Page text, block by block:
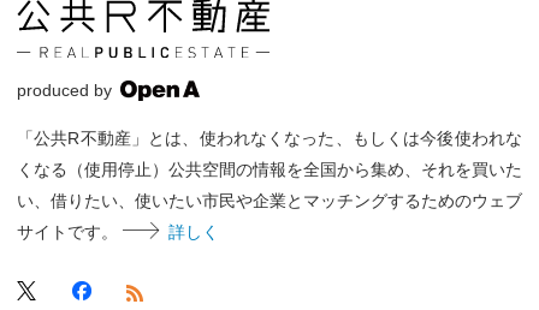
produced by
「公共R不動産」とは、使われなくなった、もしくは今後使われな
くなる（使用停止）公共空間の情報を全国から集め、それを買いた
い、借りたい、使いたい市民や企業とマッチングするためのウェブ
サイトです。
詳しく